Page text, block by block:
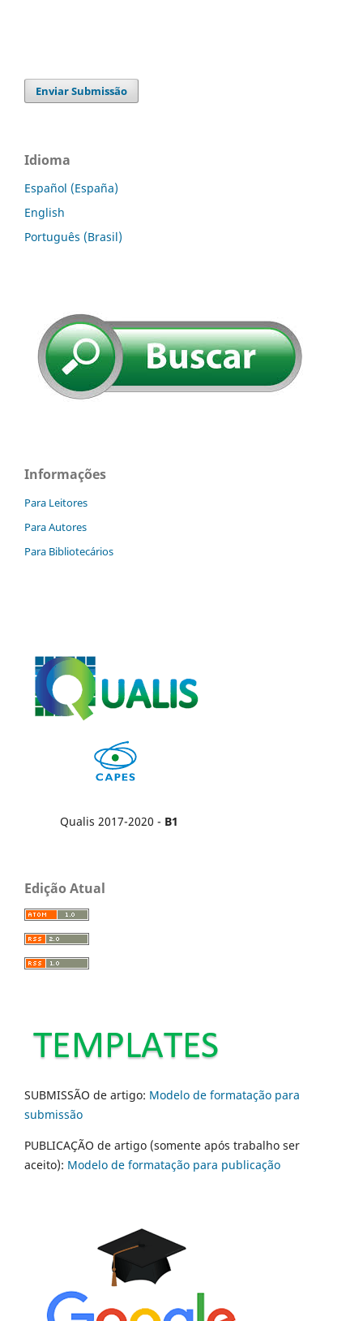
Enviar Submissão
Idioma
Español (España)
English
Português (Brasil)
Informações
Para Leitores
Para Autores
Para Bibliotecários
Qualis 2017-2020 - B1
Edição Atual
SUBMISSÃO de artigo: Modelo de formatação para
submissão
PUBLICAÇÃO de artigo (somente após trabalho ser
aceito): Modelo de formatação para publicação